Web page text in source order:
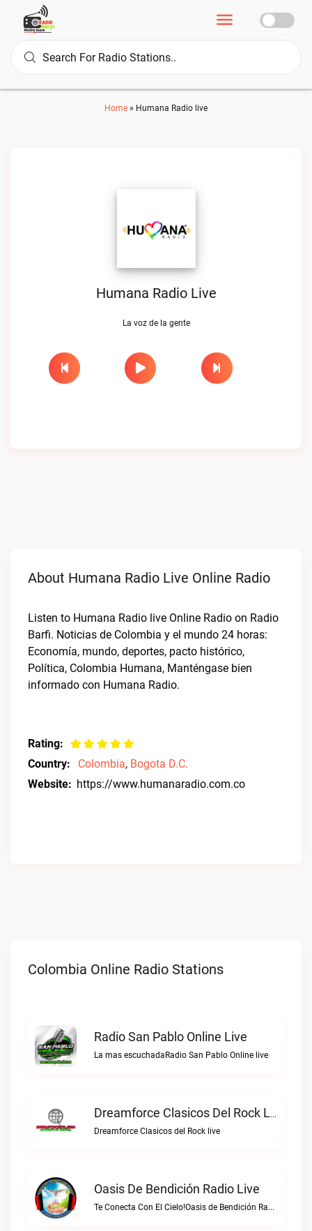
Home » Humana Radio live
Humana Radio Live
La voz de la gente
About Humana Radio Live Online Radio
Listen to Humana Radio live Online Radio on Radio
Barfi. Noticias de Colombia y el mundo 24 horas:
Economía, mundo, deportes, pacto histórico,
Política, Colombia Humana, Manténgase bien
informado con Humana Radio.
Rating:
Country:
Colombia, Bogota D.C.
Website: https://www.humanaradio.com.co
Colombia Online Radio Stations
Radio San Pablo Online Live
La mas escuchadaRadio San Pablo Online live
Dreamforce Clasicos Del Rock Live
Dreamforce Clasicos del Rock live
Oasis De Bendición Radio Live
Te Conecta Con El Cielo!Oasis de Bendición Radio live